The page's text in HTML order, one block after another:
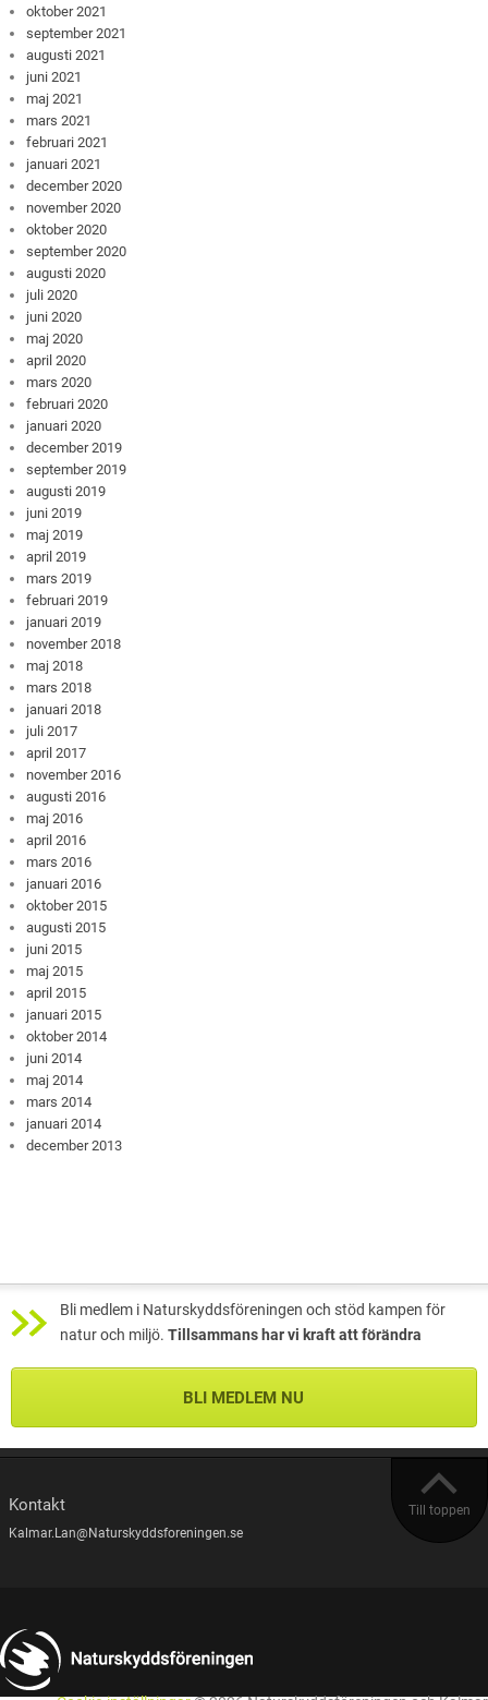
oktober 2021
september 2021
augusti 2021
juni 2021
maj 2021
mars 2021
februari 2021
januari 2021
december 2020
november 2020
oktober 2020
september 2020
augusti 2020
juli 2020
juni 2020
maj 2020
april 2020
mars 2020
februari 2020
januari 2020
december 2019
september 2019
augusti 2019
juni 2019
maj 2019
april 2019
mars 2019
februari 2019
januari 2019
november 2018
maj 2018
mars 2018
januari 2018
juli 2017
april 2017
november 2016
augusti 2016
maj 2016
april 2016
mars 2016
januari 2016
oktober 2015
augusti 2015
juni 2015
maj 2015
april 2015
januari 2015
oktober 2014
juni 2014
maj 2014
mars 2014
januari 2014
december 2013
Bli medlem i Naturskyddsföreningen och stöd kampen för
natur och miljö. Tillsammans har vi kraft att förändra
BLI MEDLEM NU
Till toppen
Kontakt
Kalmar.Lan@Naturskyddsforeningen.se